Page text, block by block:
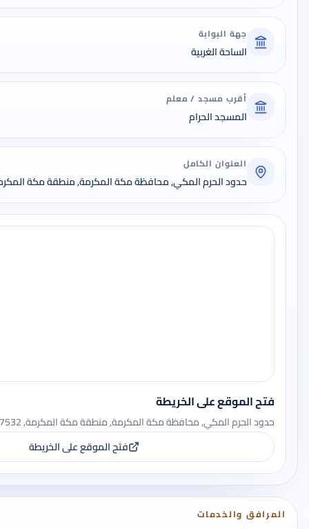
جهة البوابة
الساحة الغربية
أقرب مسجد / معلم
المسجد الحرام
العنوان الكامل
حدود الحرم المكي, محافظة مكة المكرمة, منطقة مكة المكرمة,
فتح الموقع على الخريطة
حدود الحرم المكي, محافظة مكة المكرمة, منطقة مكة المكرمة, 17532
فتح الموقع على الخريطة
المرافق والخدمات